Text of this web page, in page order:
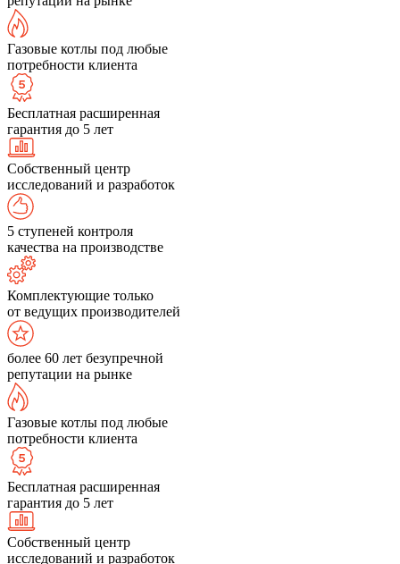
Газовые котлы под любые
потребности клиента
Бесплатная расширенная
гарантия до 5 лет
Собственный центр
исследований и разработок
5 ступеней контроля
качества на производстве
Комплектующие только
от ведущих производителей
более 60 лет безупречной
репутации на рынке
Газовые котлы под любые
потребности клиента
Бесплатная расширенная
гарантия до 5 лет
Собственный центр
исследований и разработок